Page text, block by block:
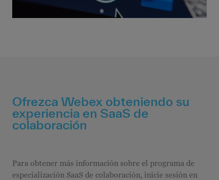
Ofrezca Webex obteniendo su
experiencia en SaaS de
colaboración
Para obtener más información sobre el programa de
especialización SaaS de colaboración, inicie sesión en